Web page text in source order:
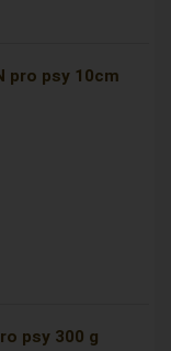
pro psy 10cm
psy 300 g